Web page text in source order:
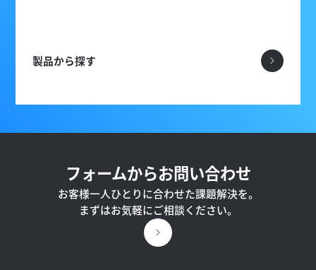
製品から探す
フォームからお問い合わせ
お客様一人ひとりに合わせた課題解決を。
まずはお気軽にご相談ください。